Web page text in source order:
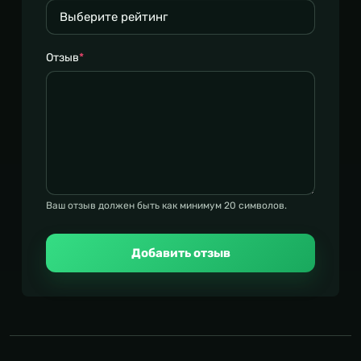
Отзыв*
Ваш отзыв должен быть как минимум 20 символов.
Добавить отзыв